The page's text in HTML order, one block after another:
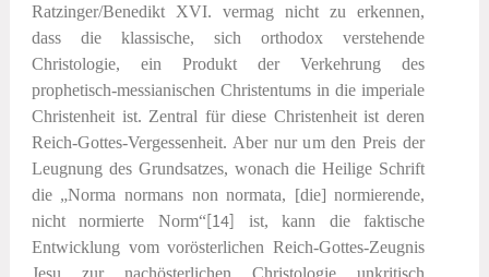
Ratzinger/Benedikt XVI. vermag nicht zu erkennen,
dass die klassische, sich orthodox verstehende
Christologie, ein Produkt der Verkehrung des
prophetisch-messianischen Christentums in die imperiale
Christenheit ist. Zentral für diese Christenheit ist deren
Reich-Gottes-Vergessenheit. Aber nur um den Preis der
Leugnung des Grundsatzes, wonach die Heilige Schrift
die „Norma normans non normata, [die] normierende,
nicht normierte Norm“[14]
ist, kann die faktische
Entwicklung vom vorösterlichen Reich-Gottes-Zeugnis
Jesu zur nachösterlichen Christologie unkritisch